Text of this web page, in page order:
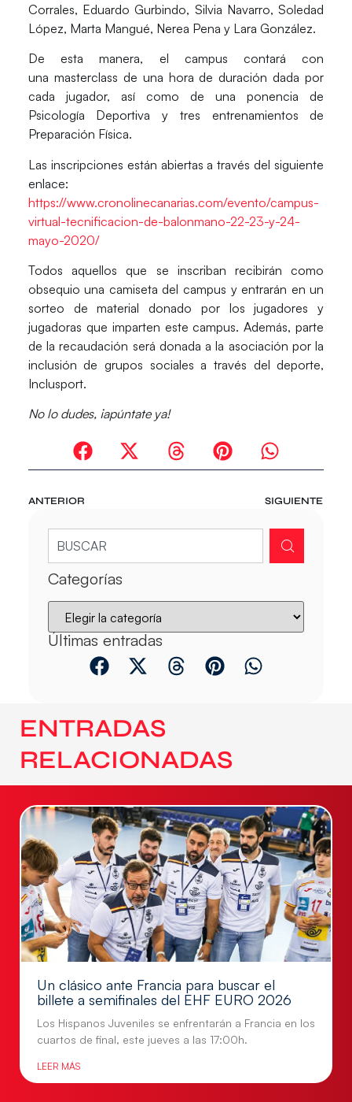
Corrales, Eduardo Gurbindo, Silvia Navarro, Soledad
López, Marta Mangué, Nerea Pena y Lara González.
De esta manera, el campus contará con
una masterclass de una hora de duración dada por
cada jugador, así como de una ponencia de
Psicología Deportiva y tres entrenamientos de
Preparación Física.
Las inscripciones están abiertas a través del siguiente
enlace:
https://www.cronolinecanarias.com/evento/campus-
virtual-tecnificacion-de-balonmano-22-23-y-24-
mayo-2020/
Todos aquellos que se inscriban recibirán como
obsequio una camiseta del campus y entrarán en un
sorteo de material donado por los jugadores y
jugadoras que imparten este campus. Además, parte
de la recaudación será donada a la asociación por la
inclusión de grupos sociales a través del deporte,
Inclusport.
No lo dudes, ¡apúntate ya!
ANTERIOR SIGUIENTE
Categorías
Últimas entradas
ENTRADAS
RELACIONADAS
Un clásico ante Francia para buscar el
billete a semifinales del EHF EURO 2026
Los Hispanos Juveniles se enfrentarán a Francia en los
cuartos de final, este jueves a las 17:00h.
LEER MÁS